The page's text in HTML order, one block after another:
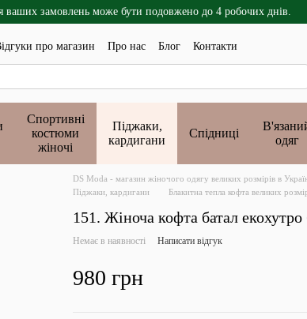
ваших замовлень може бути подовжено до 4 робочих днів.
про магазин Про нас Блог
Контакти
Спортивні
костюми
жіночі
Піджаки,
кардигани
Спідниці
одяг
DS Moda - магазин жіночого одягу великих розмірів в
Піджаки, кардигани
Блакитна тепла кофта великих
151. Жіноча кофта батал
Немає в наявності Написати відгук
980 грн